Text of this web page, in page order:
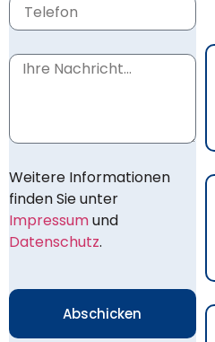
Weitere Informationen
finden Sie unter
Impressumund
Datenschutz.
Abschicken